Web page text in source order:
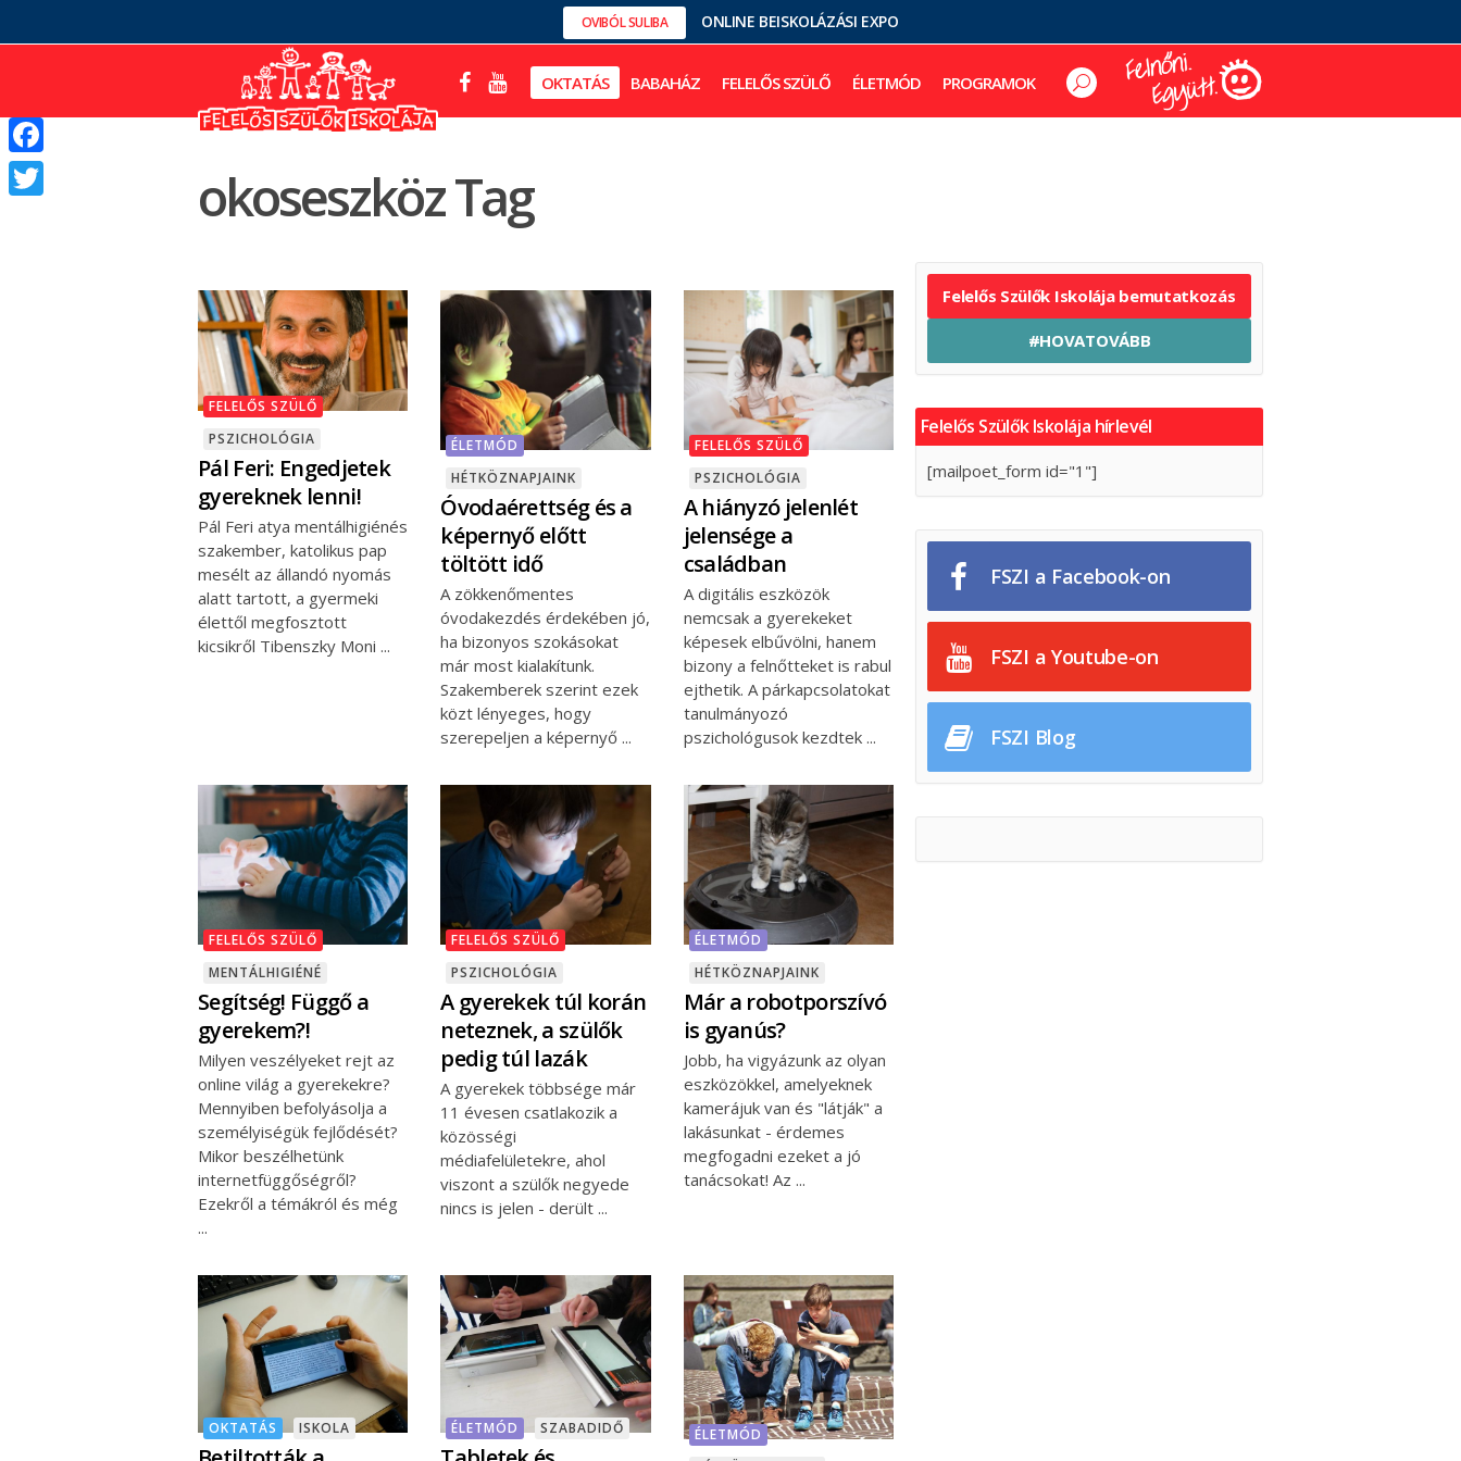
OVIBÓL SULIBA ONLINE BEISKOLÁZÁSI EXPO
OKTATÁS BABAHÁZ FELELŐS SZÜLŐ ÉLETMÓD PROGRAMOK
okoseszköz Tag
FELELŐS SZÜLŐ
PSZICHOLÓGIA
Pál Feri: Engedjetek
gyereknek lenni!
Pál Feri atya mentálhigiénés
szakember, katolikus pap
mesélt az állandó nyomás
alatt tartott, a gyermeki
élettől megfosztott
kicsikről Tibenszky Moni
ÉLETMÓD
HÉTKÖZNAPJAINK
Óvodaérettség és a
képernyő előtt
töltött idő
A zökkenőmentes
óvodakezdés érdekében jó,
ha bizonyos szokásokat
már most kialakítunk.
Szakemberek szerint ezek
közt lényeges, hogy
szerepeljen a képernyő
FELELŐS SZÜLŐ
PSZICHOLÓGIA
A hiányzó jelenlét
jelensége a
családban
A digitális eszközök
nemcsak a gyerekeket
képesek elbűvölni, hanem
bizony a felnőtteket is rabul
ejthetik. A párkapcsolatokat
tanulmányozó
pszichológusok kezdtek
FELELŐS SZÜLŐ
MENTÁLHIGIÉNÉ
Segítség! Függő a
gyerekem?!
Milyen veszélyeket rejt az
online világ a gyerekekre?
Mennyiben befolyásolja a
személyiségük fejlődését?
Mikor beszélhetünk
internetfüggőségről?
Ezekről a témákról és még
FELELŐS SZÜLŐ
PSZICHOLÓGIA
A gyerekek túl korán
neteznek, a szülők
pedig túl lazák
A gyerekek többsége már
11 évesen csatlakozik a
közösségi
médiafelületekre, ahol
viszont a szülők negyede
nincs is jelen - derült
ÉLETMÓD
HÉTKÖZNAPJAINK
Már a robotporszívó
is gyanús?
Jobb, ha vigyázunk az olyan
eszközökkel, amelyeknek
kamerájuk van és "látják" a
lakásunkat - érdemes
megfogadni ezeket a jó
tanácsokat! Az
OKTATÁS ISKOLA ÉLETMÓD SZABADIDŐ
ÉLETMÓD
Felelős Szülők Iskolája bemutatkozás
#HOVATOVÁBB
Felelős Szülők Iskolája hírlevél
[mailpoet_form id="1"]
FSZI a Facebook-on
FSZI a Youtube-on
FSZI Blog
Facebook